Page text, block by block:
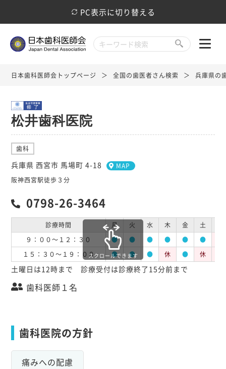
PC表示に切り替える
日本歯科医師会トップページ 全国の歯医者さん検索 兵庫県の
松井歯科医院
歯科
兵庫県 西宮市 馬場町 4-18
MAP
阪神西宮駅徒歩３分
0798-26-3464
診療時間 月 火 水 木 金 土
９：００～１２：３０
● ● ● ● ● ●
１５：３０～１９：００
● ● ● 休 ● 休
スクロールできます
土曜日は12時まで 診療受付は診療終了15分前まで
歯科医師１名
歯科医院の方針
痛みへの配慮